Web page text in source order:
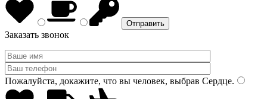
Заказать звонок
Пожалуйста, докажите, что вы человек, выбрав Сердце.